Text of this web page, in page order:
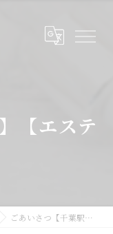
【エステ
ごあいさつ【千葉駅】【エステサロン】